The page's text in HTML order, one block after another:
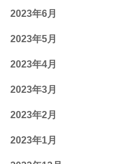
2023年6月
2023年5月
2023年4月
2023年3月
2023年2月
2023年1月